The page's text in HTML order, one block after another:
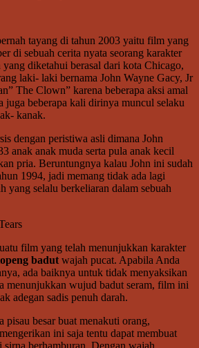
tayang di tahun 2003 yaitu film yang
di sebuah cerita nyata seorang karakter
diketahui berasal dari kota Chicago,
laki- laki bernama John Wayne Gacy, Jr
The Clown” karena beberapa aksi amal
juga beberapa kali dirinya muncul selaku
kanak.
dengan peristiwa asli dimana John
anak anak muda serta pula anak kecil
pria. Beruntungnya kalau John ini sudah
1994, jadi memang tidak ada lagi
yang selalu berkeliaran dalam sebuah
film yang telah menunjukkan karakter
badut wajah pucat. Apabila Anda
ada baiknya untuk tidak menyaksikan
menunjukkan wujud badut seram, film ini
adegan sadis penuh darah.
pisau besar buat menakuti orang,
ini saja tentu dapat membuat
sirna berhamburan. Dengan wajah